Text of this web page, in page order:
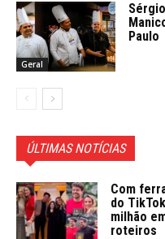
Geral
Paulo
ÚLTIMAS NOTÍCIAS
Com
do
milhão
roteiros